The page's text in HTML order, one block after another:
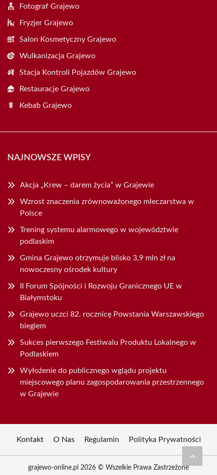
Fotograf Grajewo
Fryzjer Grajewo
Salon Kosmetyczny Grajewo
Wulkanizacja Grajewo
Stacja Kontroli Pojazdów Grajewo
Restauracje Grajewo
Kebab Grajewo
NAJNOWSZE WPISY
Akcja „Krew – darem życia” w Grajewie
Wzrost znaczenia zrównoważonego mleczarstwa w
Polsce
Trening systemu alarmowego w województwie
podlaskim
Gmina Grajewo otrzymuje blisko 3,9 mln zł na
nowoczesny ośrodek kultury
II Forum Spójności i Rozwoju Granicznego UE w
Białymstoku
Grajewo uczci 82. rocznicę Powstania Warszawskiego
biegiem
Sukces pierwszego Festiwalu Produktu Lokalnego w
Podlaskiem
Wyłożenie do publicznego wglądu projektu
miejscowego planu zagospodarowania przestrzennego
w Grajewie
Kontakt O Nas Regulamin Polityka Prywatności
grajewo-online.pl 2026 © Wszelkie Prawa Zastrzeżone